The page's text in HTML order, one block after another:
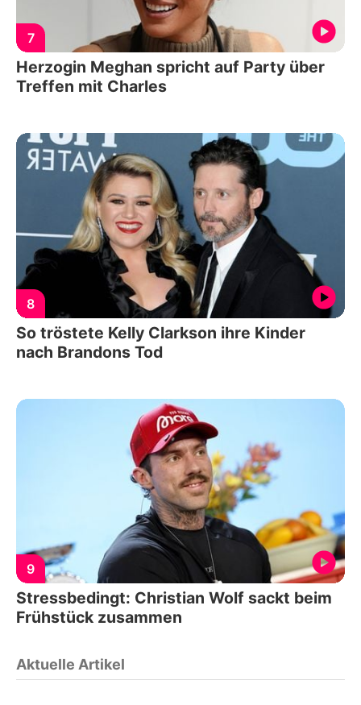
7
Herzogin Meghan spricht auf Party über
Treffen mit Charles
8
So tröstete Kelly Clarkson ihre Kinder
nach Brandons Tod
9
Stressbedingt: Christian Wolf sackt beim
Frühstück zusammen
Aktuelle Artikel